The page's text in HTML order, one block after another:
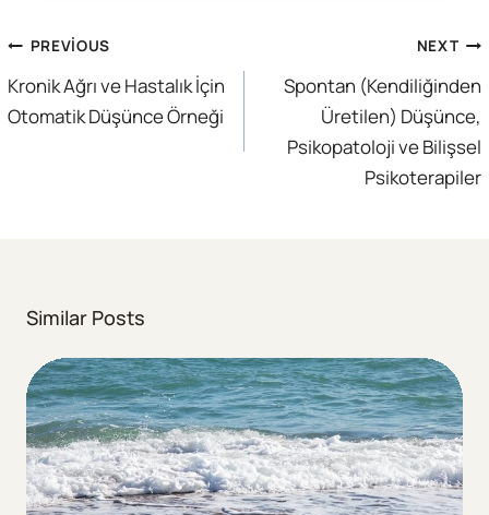
YazıPREVIOUS
Kronik Ağrı ve Hastalık İçin
Otomatik Düşünce Örneği
NEXT
Spontan (Kendiliğinden
Üretilen) Düşünce,
Psikopatoloji ve Bilişsel
Psikoterapiler
Similar Posts